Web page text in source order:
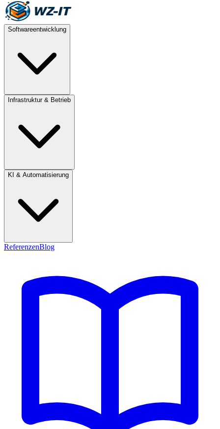
Softwareentwicklung
Infrastruktur & Betrieb
KI & Automatisierung
ReferenzenBlog